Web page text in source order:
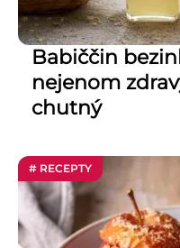
Babiččin
nejenom
chutný
# RECEPTY